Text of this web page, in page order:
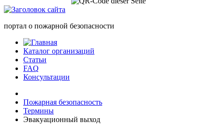
портал о пожарной безопасности
Каталог организаций
Статьи
FAQ
Консультации
Пожарная безопасность
Термины
Эвакуационный выход